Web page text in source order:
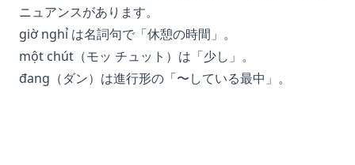
ニュアンスがあります。
giờ nghỉ は名詞句で「休憩の時間」。
một chút（モッ チュット）は「少し」。
đang（ダン）は進行形の「〜している最中」。